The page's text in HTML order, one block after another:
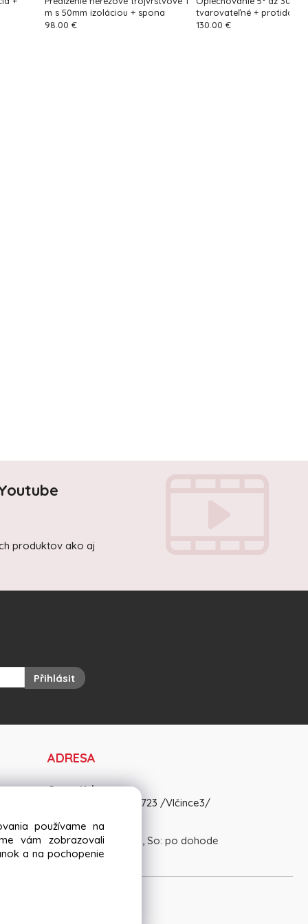
m s 50mm izoláciou + spona
98.00 €
tvarovateľné +
manžeta
130.00 €
produktov ako aj
Přihlásit
ADRESA
OravaKrb s.r.o.
Matice Slovenskej 3723 /Vlčince3/
Pon-Pia: 8:30 - 15:00, So: po dohode
používame na
vám zobrazovali
a na pochopenie